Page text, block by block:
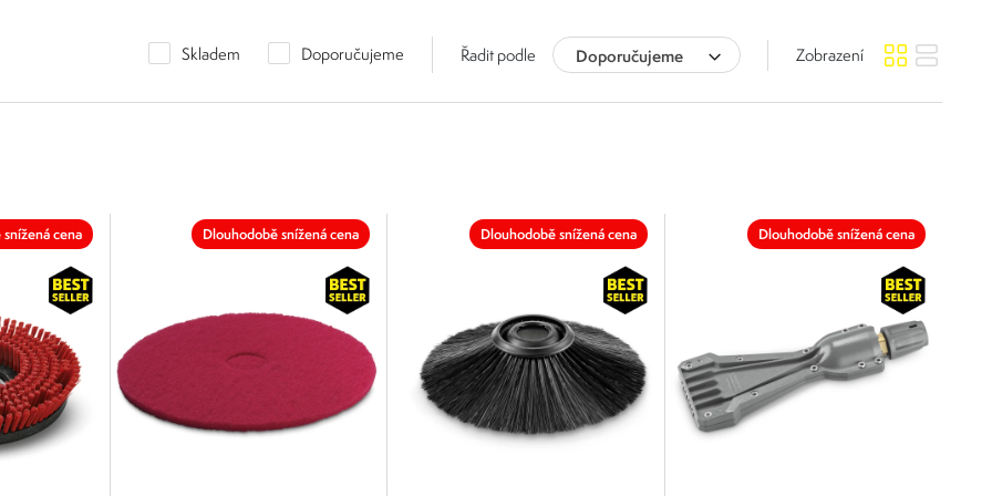
Skladem Doporučujeme Řadit podle Doporučujeme Zobrazení
cena Dlouhodobě snížená cena Dlouhodobě snížená cena Dlouhodobě snížená cena